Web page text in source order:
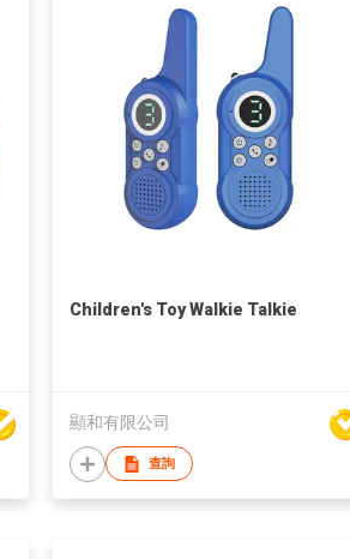
Children's Toy Walkie Talkie
顯和有限公司
查詢